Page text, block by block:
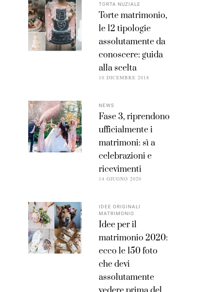
TORTA NUZIALE
Torte matrimonio,
le 12 tipologie
assolutamente da
conoscere: guida
alla scelta
10 DICEMBRE 2018
NEWS
Fase 3, riprendono
ufficialmente i
matrimoni: sì a
celebrazioni e
ricevimenti
14 GIUGNO 2020
IDEE ORIGINALI
MATRIMONIO
Idee per il
matrimonio 2020:
ecco le 150 foto
che devi
assolutamente